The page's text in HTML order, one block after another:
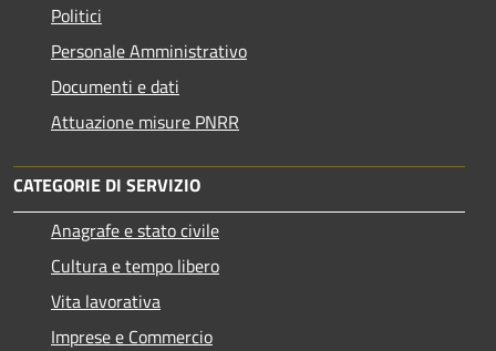
Politici
Personale Amministrativo
Documenti e dati
Attuazione misure PNRR
CATEGORIE DI SERVIZIO
Anagrafe e stato civile
Cultura e tempo libero
Vita lavorativa
Imprese e Commercio